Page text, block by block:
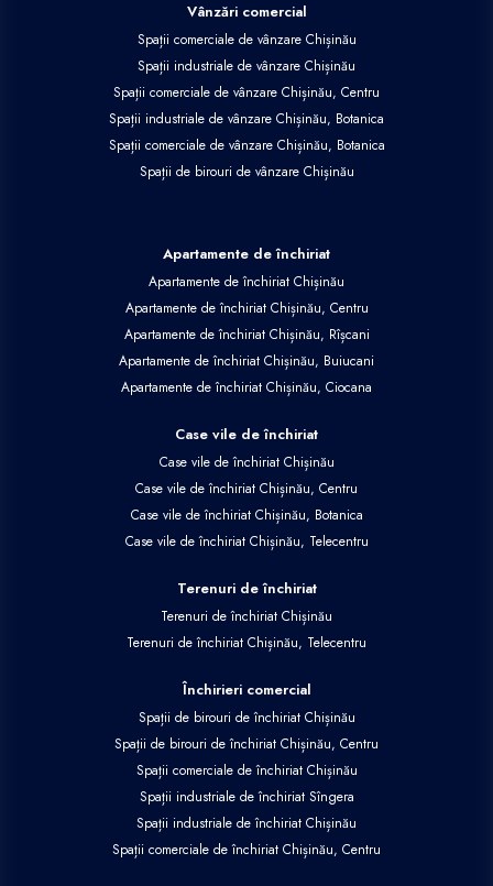
Vânzări comercial
Spații comerciale de vânzare Chișinău
Spații industriale de vânzare Chișinău
Spații comerciale de vânzare Chișinău, Centru
Spații industriale de vânzare Chișinău, Botanica
Spații comerciale de vânzare Chișinău, Botanica
Spații de birouri de vânzare Chișinău
Apartamente de închiriat
Apartamente de închiriat Chișinău
Apartamente de închiriat Chișinău, Centru
Apartamente de închiriat Chișinău, Rîșcani
Apartamente de închiriat Chișinău, Buiucani
Apartamente de închiriat Chișinău, Ciocana
Case vile de închiriat
Case vile de închiriat Chișinău
Case vile de închiriat Chișinău, Centru
Case vile de închiriat Chișinău, Botanica
Case vile de închiriat Chișinău, Telecentru
Terenuri de închiriat
Terenuri de închiriat Chișinău
Terenuri de închiriat Chișinău, Telecentru
Închirieri comercial
Spații de birouri de închiriat Chișinău
Spații de birouri de închiriat Chișinău, Centru
Spații comerciale de închiriat Chișinău
Spații industriale de închiriat Sîngera
Spații industriale de închiriat Chișinău
Spații comerciale de închiriat Chișinău, Centru